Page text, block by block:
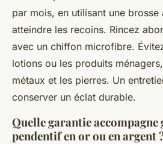
par mois, en utilisant une
atteindre les recoins. Rincez
avec un chiffon microfibre.
lotions ou les produits
métaux et les pierres. Un
conserver un éclat durable.
Quelle garantie accompagne
pendentif en or ou en argent